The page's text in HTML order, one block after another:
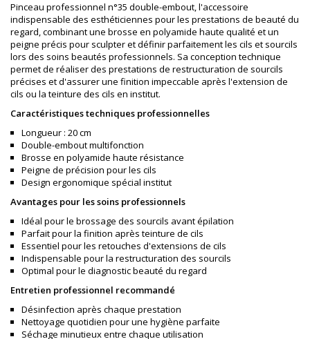
Pinceau professionnel n°35 double-embout, l'accessoire
indispensable des esthéticiennes pour les prestations de beauté du
regard, combinant une brosse en polyamide haute qualité et un
peigne précis pour sculpter et définir parfaitement les cils et sourcils
lors des soins beautés professionnels. Sa conception technique
permet de réaliser des prestations de restructuration de sourcils
précises et d'assurer une finition impeccable après l'extension de
cils ou la teinture des cils en institut.
Caractéristiques techniques professionnelles
Longueur : 20 cm
Double-embout multifonction
Brosse en polyamide haute résistance
Peigne de précision pour les cils
Design ergonomique spécial institut
Avantages pour les soins professionnels
Idéal pour le brossage des sourcils avant épilation
Parfait pour la finition après teinture de cils
Essentiel pour les retouches d'extensions de cils
Indispensable pour la restructuration des sourcils
Optimal pour le diagnostic beauté du regard
Entretien professionnel recommandé
Désinfection après chaque prestation
Nettoyage quotidien pour une hygiène parfaite
Séchage minutieux entre chaque utilisation